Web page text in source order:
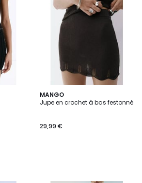
MANGO
Jupe en crochet à bas festonné
29,99 €